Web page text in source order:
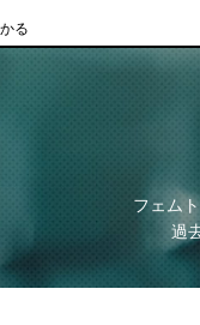
る
フェム
過